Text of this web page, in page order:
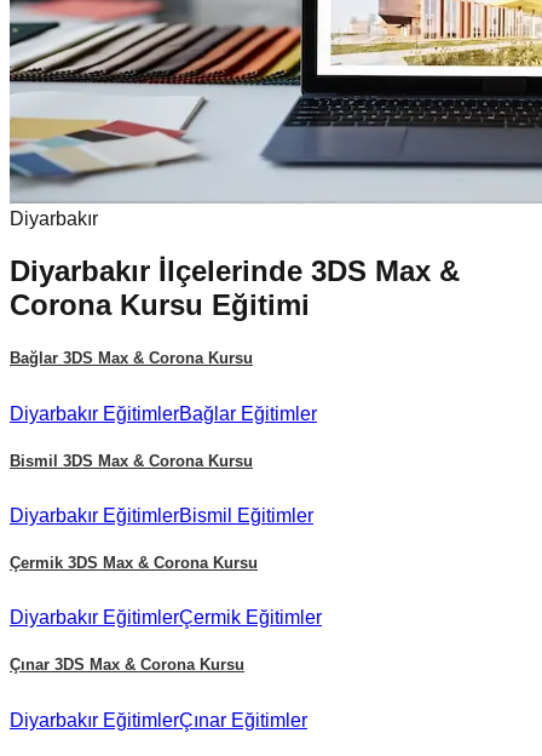
Diyarbakır
Diyarbakır İlçelerinde 3DS Max &
Corona Kursu Eğitimi
Bağlar 3DS Max & Corona Kursu
Diyarbakır EğitimlerBağlar Eğitimler
Bismil 3DS Max & Corona Kursu
Diyarbakır EğitimlerBismil Eğitimler
Çermik 3DS Max & Corona Kursu
Diyarbakır EğitimlerÇermik Eğitimler
Çınar 3DS Max & Corona Kursu
Diyarbakır EğitimlerÇınar Eğitimler